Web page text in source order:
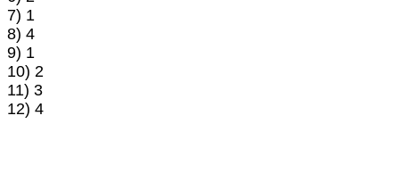
7) 1
8) 4
9) 1
10) 2
11) 3
12) 4